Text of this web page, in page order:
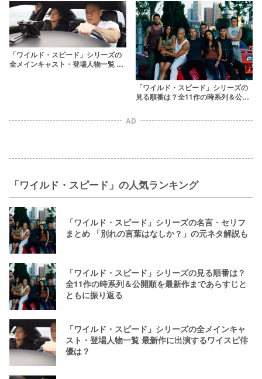
ャラが復活？
「ワイルド・スピード」シリーズの
全メインキャスト・登場人物一覧 最
「ワイルド・スピード」シリーズの
見る順番は？全11作の時系列＆公開
AD
「ワイルド・スピード」の人気ランキング
「ワイルド・スピード」シリーズの名言・セリフ
まとめ 「別れの言葉はなしか？」の元ネタ解説も
「ワイルド・スピード」シリーズの見る順番は？
全11作の時系列＆公開順を最新作まであらすじと
ともに振り返る
「ワイルド・スピード」シリーズの全メインキャ
スト・登場人物一覧 最新作に出演するワイスピ俳
優は？